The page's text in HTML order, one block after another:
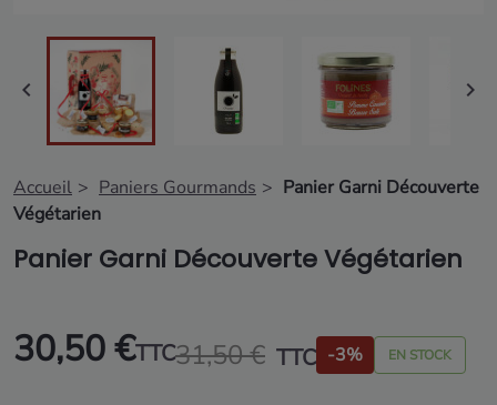
 
Accueil Paniers Gourmands
Panier Garni Découverte
Végétarien
Panier Garni Découverte Végétarien
30,50 €TTC31,50 € TTC -3% EN STOCK